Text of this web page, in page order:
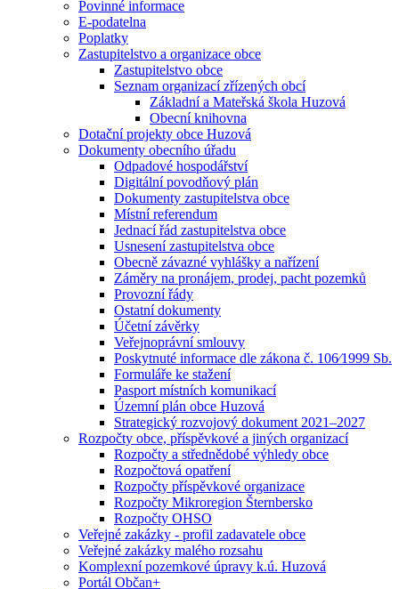
Povinné informace
E-podatelna
Poplatky
Zastupitelstvo a organizace obce
Zastupitelstvo obce
Seznam organizací zřízených obcí
Základní a Mateřská škola Huzová
Obecní knihovna
Dotační projekty obce Huzová
Dokumenty obecního úřadu
Odpadové hospodářství
Digitální povodňový plán
Dokumenty zastupitelstva obce
Místní referendum
Jednací řád zastupitelstva obce
Usnesení zastupitelstva obce
Obecně závazné vyhlášky a nařízení
Záměry na pronájem, prodej, pacht pozemků
Provozní řády
Ostatní dokumenty
Účetní závěrky
Veřejnoprávní smlouvy
Poskytnuté informace dle zákona č. 106⁄1999 Sb.
Formuláře ke stažení
Pasport místních komunikací
Územní plán obce Huzová
Strategický rozvojový dokument 2021–2027
Rozpočty obce, příspěvkové a jiných organizací
Rozpočty a střednědobé výhledy obce
Rozpočtová opatření
Rozpočty příspěvkové organizace
Rozpočty Mikroregion Šternbersko
Rozpočty OHSO
Veřejné zakázky - profil zadavatele obce
Veřejné zakázky malého rozsahu
Komplexní pozemkové úpravy k.ú. Huzová
Portál Občan+